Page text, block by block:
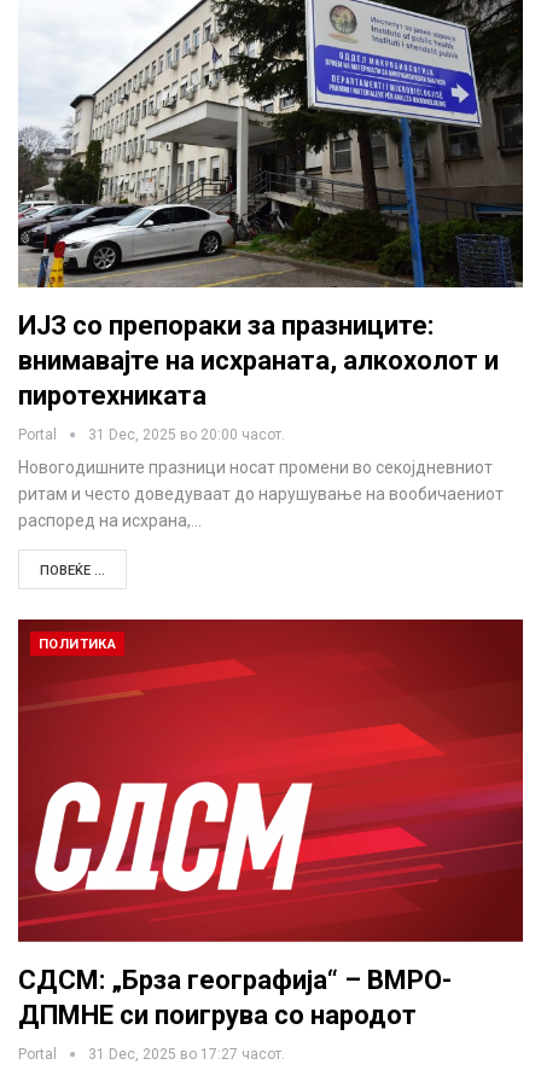
ИЈЗ со препораки за празниците:
внимавајте на исхраната, алкохолот и
пиротехниката
Portal 31 Dec, 2025 во 20:00 часот.
Новогодишните празници носат промени во секојдневниот
ритам и често доведуваат до нарушување на вообичаениот
распоред на исхрана,…
ПОВЕЌЕ ...
ПОЛИТИКА
СДСМ: „Брза географија“ – ВМРО-
ДПМНЕ си поигрува со народот
Portal 31 Dec, 2025 во 17:27 часот.